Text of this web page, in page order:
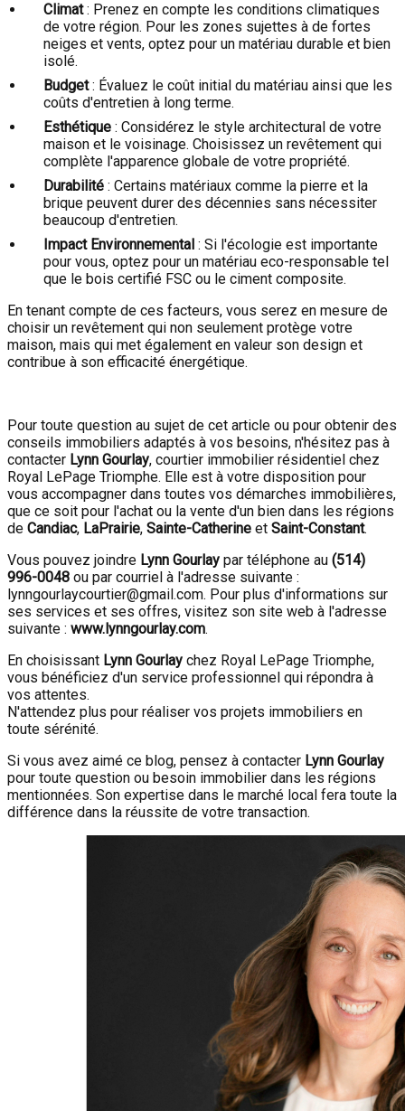
Climat: Prenez en compte les conditions climatiques
de votre région. Pour les zones sujettes à de fortes
neiges et vents, optez pour un matériau durable et bien
isolé.
Budget: Évaluez le coût initial du matériau ainsi que les
coûts d'entretien à long terme.
Esthétique : Considérez le style architectural de votre
maison et le voisinage. Choisissez un revêtement qui
complète l'apparence globale de votre propriété.
Durabilité : Certains matériaux comme la pierre et la
brique peuvent durer des décennies sans nécessiter
beaucoup d'entretien.
Impact Environnemental : Si l'écologie est importante
pour vous, optez pour un matériau eco-responsable tel
que le bois certifié FSC ou le ciment composite.
En tenant compte de ces facteurs, vous serez en mesure de
choisir un revêtement qui non seulement protège votre
maison, mais qui met également en valeur son design et
contribue à son efficacité énergétique.
Pour toute question au sujet de cet article ou pour obtenir des
conseils immobiliers adaptés à vos besoins, n'hésitez pas à
contacter Lynn Gourlay, courtier immobilier résidentiel chez
Royal LePage Triomphe. Elle est à votre disposition pour
vous accompagner dans toutes vos démarches immobilières,
que ce soit pour l'achat ou la vente d'un bien dans les régions
de Candiac, LaPrairie, Sainte-Catherine et Saint-Constant.
Vous pouvez joindre Lynn Gourlay par téléphone au (514)
996-0048 ou par courriel à l'adresse suivante :
lynngourlaycourtier@gmail.com. Pour plus d'informations sur
ses services et ses offres, visitez son site web à l'adresse
suivante : www.lynngourlay.com.
En choisissant Lynn Gourlay chez Royal LePage Triomphe,
vous bénéficiez d'un service professionnel qui répondra à
vos attentes.
N'attendez plus pour réaliser vos projets immobiliers en
toute sérénité.
Si vous avez aimé ce blog, pensez à contacter Lynn Gourlay
pour toute question ou besoin immobilier dans les régions
mentionnées. Son expertise dans le marché local fera toute la
différence dans la réussite de votre transaction.